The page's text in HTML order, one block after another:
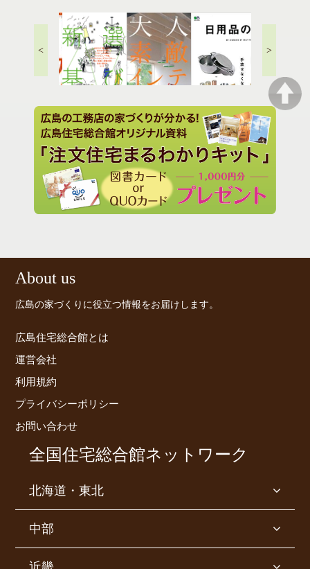
<
年収200万円からのマイ住まい選びの新基準
大人の素敵インテリア..
日用品の定番..
理術..
>
About us
広島の家づくりに役立つ情報をお届けします。
広島住宅総合館とは
運営会社
利用規約
プライバシーポリシー
お問い合わせ
全国住宅総合館ネットワーク
北海道・東北
中部